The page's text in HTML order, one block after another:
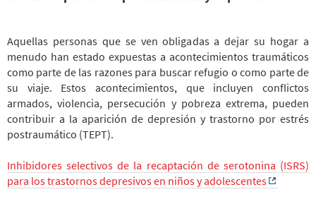
Aquellas personas que se ven obligadas a dejar su hogar a
menudo han estado expuestas a acontecimientos traumáticos
como parte de las razones para buscar refugio o como parte de
su viaje. Estos acontecimientos, que incluyen conflictos
armados, violencia, persecución y pobreza extrema, pueden
contribuir a la aparición de depresión y trastorno por estrés
postraumático (TEPT).
Inhibidores selectivos de la recaptación de serotonina (ISRS)
para los trastornos depresivos en niños y adolescentes